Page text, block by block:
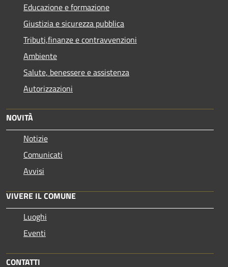
Educazione e formazione
Giustizia e sicurezza pubblica
Tributi,finanze e contravvenzioni
Ambiente
Salute, benessere e assistenza
Autorizzazioni
NOVITÀ
Notizie
Comunicati
Avvisi
VIVERE IL COMUNE
Luoghi
Eventi
CONTATTI